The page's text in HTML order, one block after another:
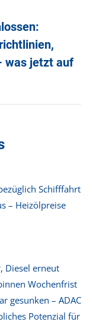
was jetzt auf
Schifffahrt
– Heizölpreise
Diesel erneut
Wochenfrist
gesunken – ADAC
Potenzial für